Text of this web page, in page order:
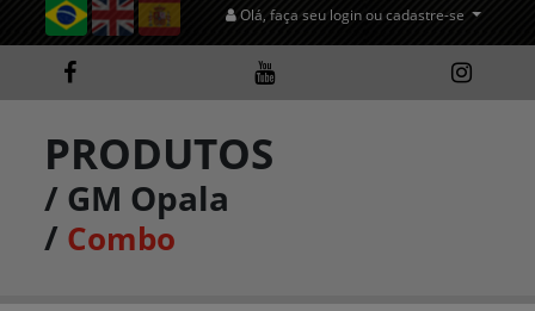
Olá, faça seu login ou cadastre-se
PRODUTOS
/ GM Opala
/ Combo